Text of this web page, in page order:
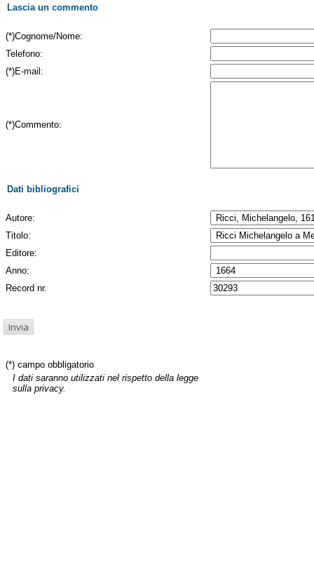
Lascia un commento
(*)Cognome/Nome:
Telefono:
(*)E-mail:
(*)Commento:
Dati bibliografici
Autore:
Titolo:
Editore:
Anno:
Record nr.
(*) campo obbligatorio
I dati saranno utilizzati nel rispetto della legge
sulla privacy.